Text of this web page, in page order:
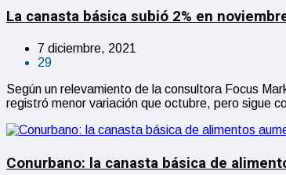
La canasta básica subió 2% en
7 diciembre, 2021
29
Según un relevamiento de la consultora Focus
registró menor variación que octubre, pero sigue
Conurbano: la canasta básica de